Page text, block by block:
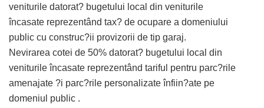
veniturile datorat? bugetului local din veniturile
încasate reprezentând tax? de ocupare a domeniului
public cu construc?ii provizorii de tip garaj.
Nevirarea cotei de 50% datorat? bugetului local din
veniturile încasate reprezentând tariful pentru parc?rile
amenajate ?i parc?rile personalizate înfiin?ate pe
domeniul public .